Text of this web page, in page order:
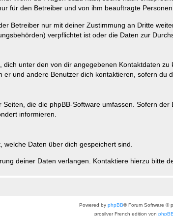
für den Betreiber und von ihm beauftragte
Betreiber nur mit deiner Zustimmung an Dritte
verpflichtet ist oder die Daten zur
unter den von dir angegebenen Kontaktdaten
und andere Benutzer dich kontaktieren, sofern du
die die phpBB-Software umfassen. Sofern
informieren.
Daten über dich gespeichert sind.
deiner Daten verlangen. Kontaktiere hierzu bitte
Powered by phpBB® Forum Software ©
prosilver French edition von